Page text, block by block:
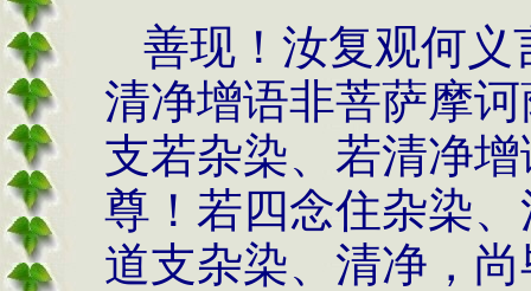
善现！汝复观何
清净增语非菩萨摩
支若杂染、若清净
尊！若四念住杂染
道支杂染、清净，